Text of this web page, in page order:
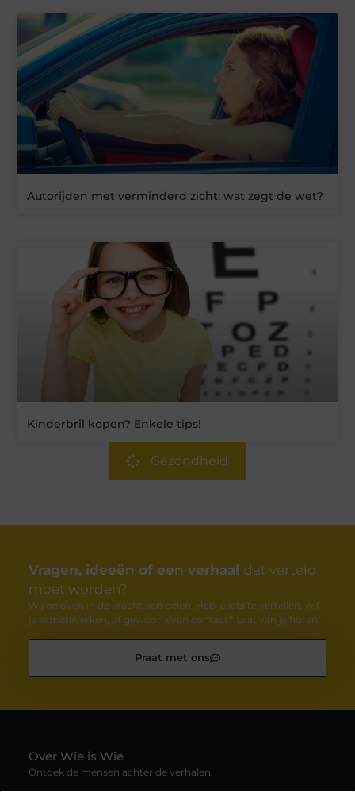
Autorijden met verminderd zicht: wat zegt de wet?
Kinderbril kopen? Enkele tips!
Gezondheid
Vragen, ideeën of een verhaal dat verteld
moet worden?
Wij geloven in de kracht van delen. Heb je iets te vertellen, wil
je samenwerken, of gewoon even contact? Laat van je horen!
Praat met ons
Over Wie is Wie
Ontdek de mensen achter de verhalen.